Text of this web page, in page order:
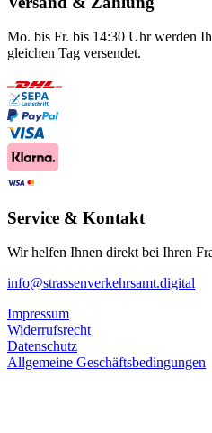
Mo. bis Fr. bis 14:30 Uhr werden
gleichen Tag versendet.
Service & Kontakt
Wir helfen Ihnen direkt bei Ihren
info@strassenverkehrsamt.digital
Impressum
Widerrufsrecht
Datenschutz
Allgemeine Geschäftsbedingungen